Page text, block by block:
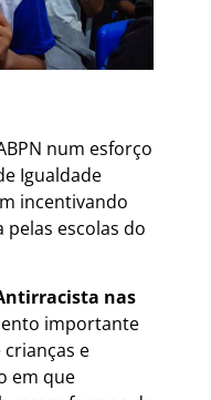
num esforço
Igualdade
incentivando
escolas do
nas
importante
e
em que